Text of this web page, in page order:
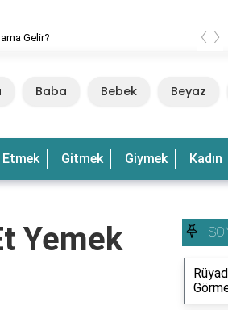
Gelir? ‹ ›
Baba Bebek Beyaz
Etmek Gitmek Giymek Kadın
Yemek